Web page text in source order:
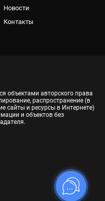
Новости
Контакты
объектами авторского права
распространение (в
сайты и ресурсы в Интернете)
и объектов без